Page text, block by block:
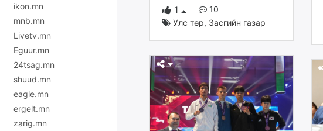
ikon.mn
mnb.mn
Livetv.mn
Eguur.mn
24tsag.mn
shuud.mn
eagle.mn
ergelt.mn
zarig.mn
1
10
Улс төр, Засгийн газар